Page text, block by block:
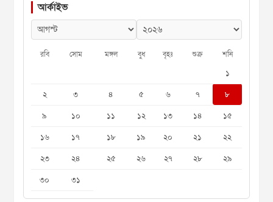
আর্কাইভ
রবি সোম মঙ্গল বুধ বৃহঃ শুক্র শনি
১
২
৩ ৪ ৫ ৬ ৭
৮
৯
১০ ১১ ১২ ১৩ ১৪
১৫
১৬
১৭ ১৮ ১৯ ২০ ২১
২২
২৩
২৪ ২৫ ২৬ ২৭ ২৮
২৯
৩০
৩১